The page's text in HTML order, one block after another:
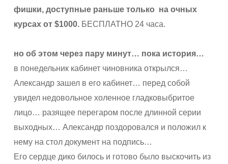
фишки, доступные раньше только на очных
курсах от $1000. БЕСПЛАТНО 24 часа.
но об этом через пару минут… пока история…
в понедельник кабинет чиновника открылся…
Александр зашел в его кабинет… перед собой
увидел недовольное холенное гладковыбритое
лицо… разящее перегаром после длинной серии
выходных… Александр поздоровался и положил к
нему на стол документ на подпись…
Его сердце дико билось и готово было выскочить из